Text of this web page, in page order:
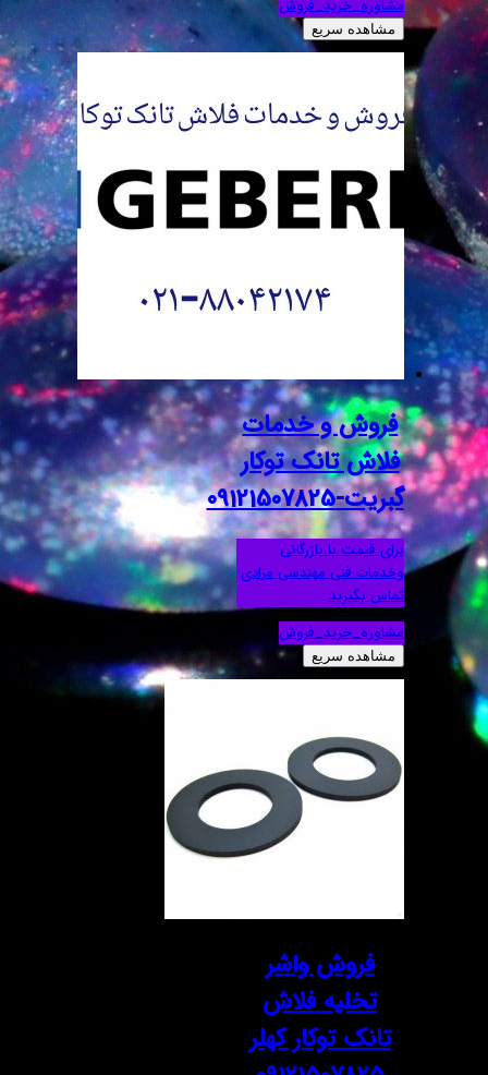
مشاوره_خرید_فروش
مشاهده سریع
فروش و خدمات
فلاش تانک توکار
گبریت-09121507825
برای قیمت با بازرگانی
وخدمات فنی مهندسی مرادی
تماس بگیرید
مشاوره_خرید_فروش
مشاهده سریع
فروش واشر
تخلیه فلاش
تانک توکار کهلر